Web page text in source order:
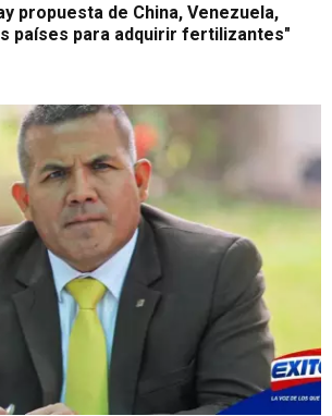
propuesta de China, Venezuela,
países para adquirir fertilizantes"